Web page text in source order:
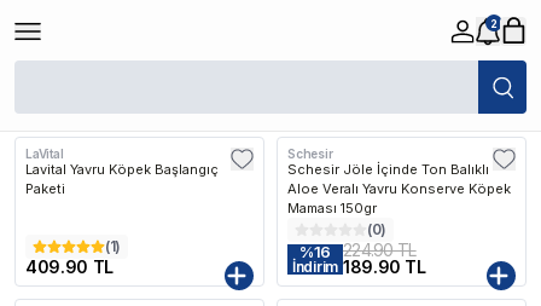
2
/
LaVital
Lavital Yavru Köpek Başlangıç
Paketi
(1)
409.90 TL
Schesir
Schesir Jöle İçinde Ton Balıklı
Aloe Veralı Yavru Konserve Köpek
Maması 150gr
(0)
%16
İndirim
224.90 TL
189.90 TL